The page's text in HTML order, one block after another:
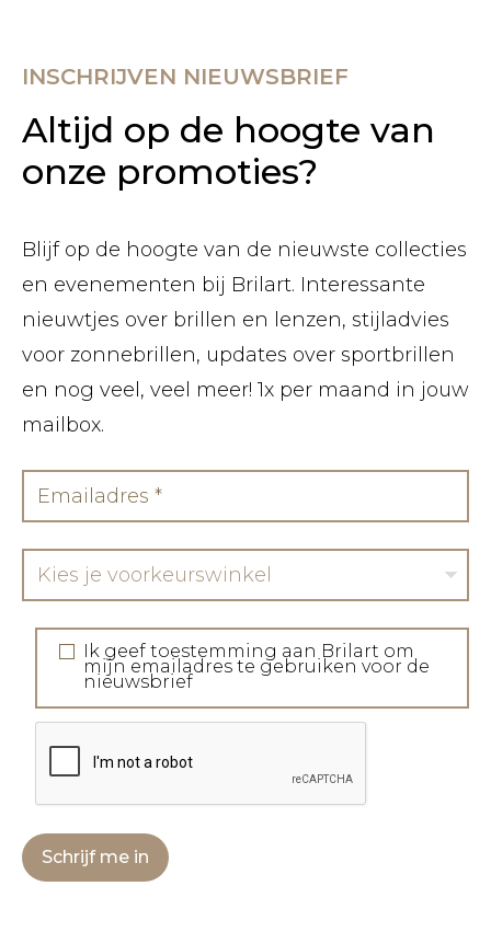
INSCHRIJVEN NIEUWSBRIEF
Altijd op de hoogte van
onze promoties?
Blijf op de hoogte van de nieuwste collecties
en evenementen bij Brilart. Interessante
nieuwtjes over brillen en lenzen, stijladvies
voor zonnebrillen, updates over sportbrillen
en nog veel, veel meer! 1x per maand in jouw
mailbox.
Kies je voorkeurswinkel
Ik geef toestemming aan Brilart om
mijn emailadres te gebruiken voor de
nieuwsbrief
Schrijf me in